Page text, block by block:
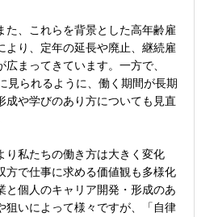
た、これらを背景とした高年齢雇
より、定年の延長や廃止、継続雇
まってきています。一方で、
見られるように、働く期間が長期
成や学びのあり方についても見直
り私たちの働き方は大きく変化
方で仕事に求める価値観も多様化
と個人のキャリア開発・形成のあ
狙いによって様々ですが、「自律